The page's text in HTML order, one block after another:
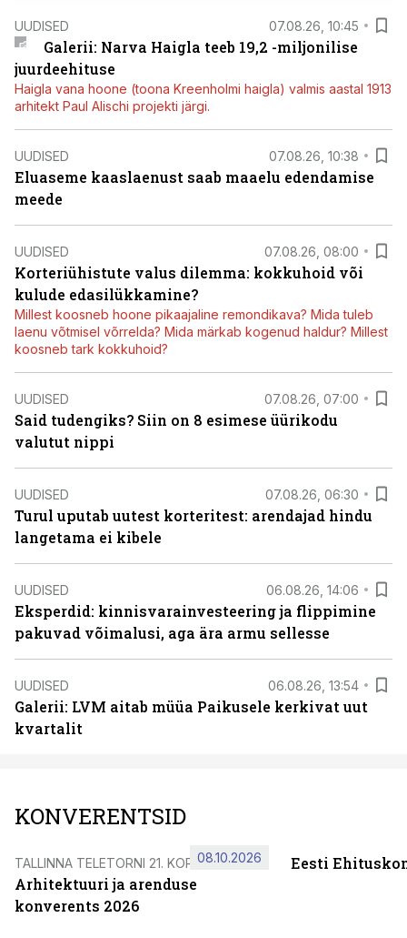
UUDISED 07.08.26, 10:45
Galerii: Narva Haigla teeb 19,2 -miljonilise
juurdeehituse
Haigla vana hoone (toona Kreenholmi haigla) valmis aastal 1913
arhitekt Paul Alischi projekti järgi.
UUDISED 07.08.26, 10:38
Eluaseme kaaslaenust saab maaelu edendamise
meede
UUDISED 07.08.26, 08:00
Korteriühistute valus dilemma: kokkuhoid või
kulude edasilükkamine?
Millest koosneb hoone pikaajaline remondikava? Mida tuleb
laenu võtmisel võrrelda? Mida märkab kogenud haldur? Millest
koosneb tark kokkuhoid?
UUDISED 07.08.26, 07:00
Said tudengiks? Siin on 8 esimese üürikodu
valutut nippi
UUDISED 07.08.26, 06:30
Turul uputab uutest korteritest: arendajad hindu
langetama ei kibele
UUDISED 06.08.26, 14:06
Eksperdid: kinnisvarainvesteering ja flippimine
pakuvad võimalusi, aga ära armu sellesse
UUDISED 06.08.26, 13:54
Galerii: LVM aitab müüa Paikusele kerkivat uut
kvartalit
KONVERENTSID
TALLINNA TELETORNI 21. KORRUSEL
Arhitektuuri ja arenduse
konverents 2026
08.10.2026 Eesti